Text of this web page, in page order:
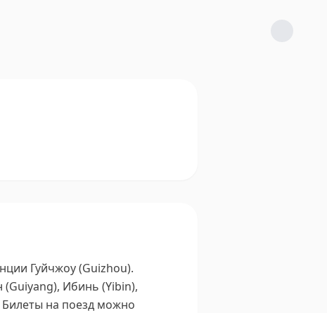
Гуйчжоу (Guizhou).
Ибинь (Yibin),
Билеты на поезд можно